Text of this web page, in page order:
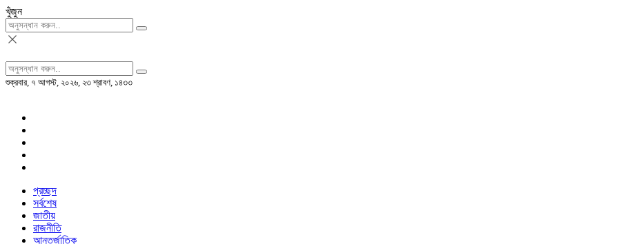
খুঁজুন
শুক্রবার, ৭ আগস্ট, ২০২৬, ২৩ শ্রাবণ, ১৪৩৩
প্রচ্ছদ
সর্বশেষ
জাতীয়
রাজনীতি
আন্তর্জাতিক